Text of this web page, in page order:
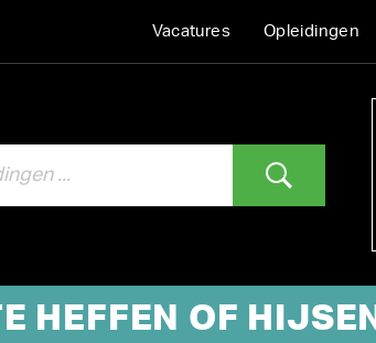
Vacatures Opleidingen
HEFFEN OF HIJSEN